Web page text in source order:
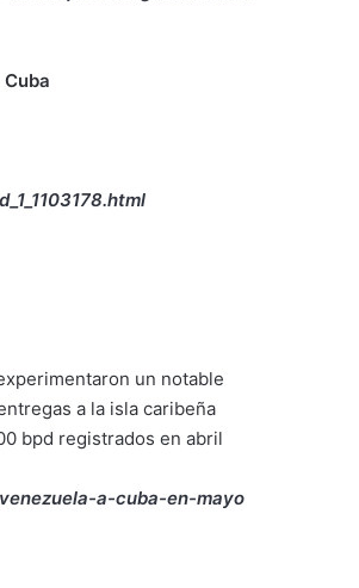
un notable
a la isla caribeña
bpd registrados en abril
a-cuba-en-mayo